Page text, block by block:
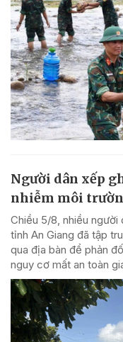
Người dân xếp
nhiễm môi
Chiều 5/8, nhiều người
tỉnh An Giang đã tập
qua địa bàn để phản
nguy cơ mất an toàn